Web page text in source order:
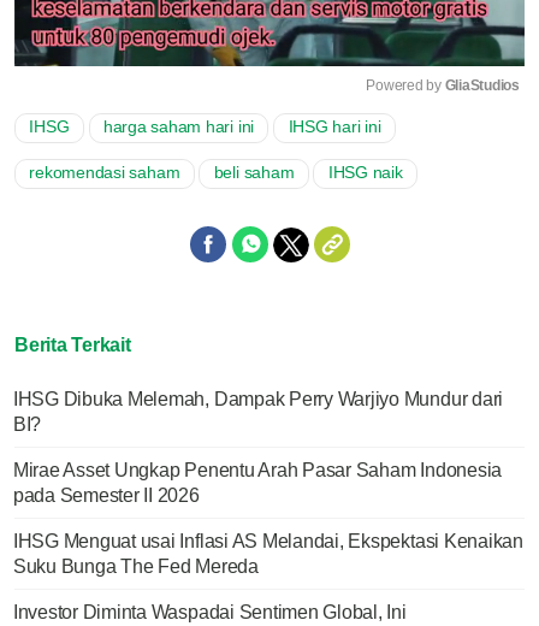
Powered by GliaStudios
IHSG harga saham hari ini IHSG hari ini
rekomendasi saham beli saham IHSG naik
Berita Terkait
IHSG Dibuka Melemah, Dampak Perry Warjiyo Mundur dari
BI?
Mirae Asset Ungkap Penentu Arah Pasar Saham Indonesia
pada Semester II 2026
IHSG Menguat usai Inflasi AS Melandai, Ekspektasi Kenaikan
Suku Bunga The Fed Mereda
Investor Diminta Waspadai Sentimen Global, Ini